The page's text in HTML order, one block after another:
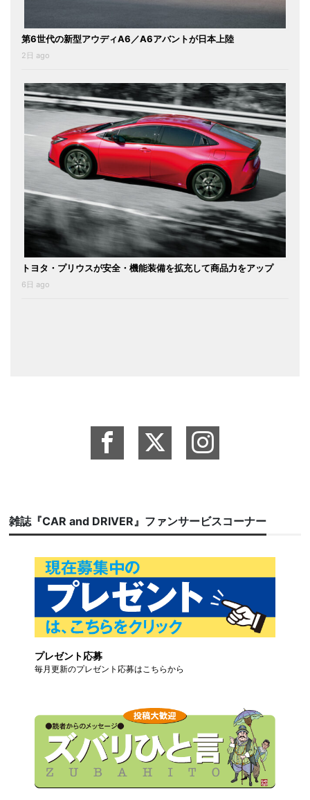
第6世代の新型アウディA6／A6アバントが日本上陸
2日 ago
トヨタ・プリウスが安全・機能装備を拡充して商品力をアップ
6日 ago
雑誌『CAR and DRIVER』ファンサービスコーナー
プレゼント応募
毎月更新のプレゼント応募はこちらから